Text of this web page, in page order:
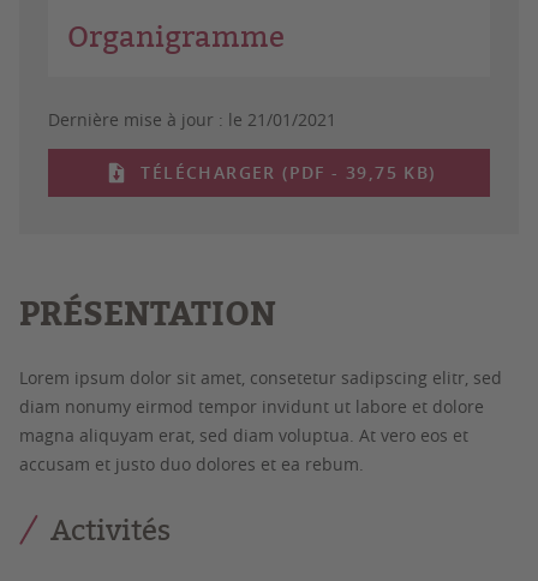
Organigramme
Dernière mise à jour : le 21/01/2021
TÉLÉCHARGER (PDF - 39,75 KB)
PRÉSENTATION
Lorem ipsum dolor sit amet, consetetur sadipscing elitr, sed
diam nonumy eirmod tempor invidunt ut labore et dolore
magna aliquyam erat, sed diam voluptua. At vero eos et
accusam et justo duo dolores et ea rebum.
Activités